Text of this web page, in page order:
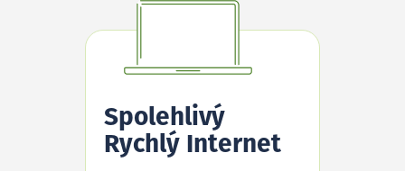
Spolehlivý
Rychlý Internet